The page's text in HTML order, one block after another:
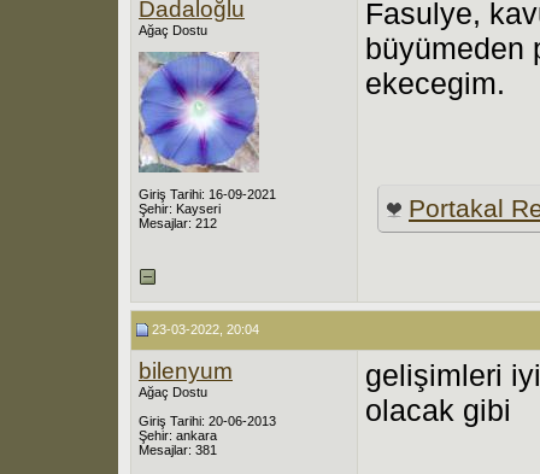
Dadaloğlu
Ağaç Dostu
Giriş Tarihi: 16-09-2021
Şehir: Kayseri
Mesajlar: 212
Fasulye,
büyümeden
ekecegim.
Portakal
23-03-2022, 20:04
bilenyum
Ağaç Dostu
Giriş Tarihi: 20-06-2013
Şehir: ankara
Mesajlar: 381
gelişimleri
olacak gibi